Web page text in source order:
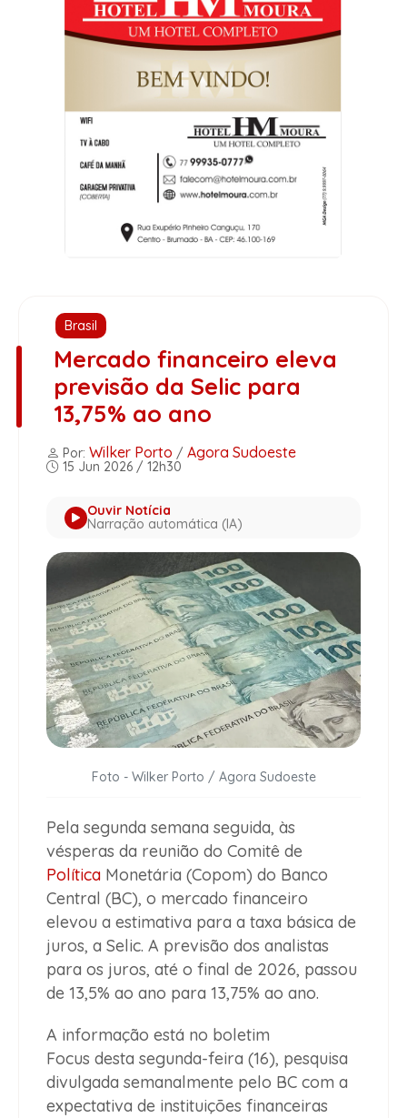
Brasil
Mercado financeiro eleva
previsão da Selic para
13,75% ao ano
Por: Wilker Porto / Agora Sudoeste
15 Jun 2026 / 12h30
Ouvir Notícia
Narração automática (IA)
Foto - Wilker Porto / Agora Sudoeste
Pela segunda semana seguida, às
vésperas da reunião do Comitê de
Política Monetária (Copom) do Banco
Central (BC), o mercado financeiro
elevou a estimativa para a taxa básica de
juros, a Selic. A previsão dos analistas
para os juros, até o final de 2026, passou
de 13,5% ao ano para 13,75% ao ano.
A informação está no boletim
Focus desta segunda-feira (16), pesquisa
divulgada semanalmente pelo BC com a
expectativa de instituições financeiras